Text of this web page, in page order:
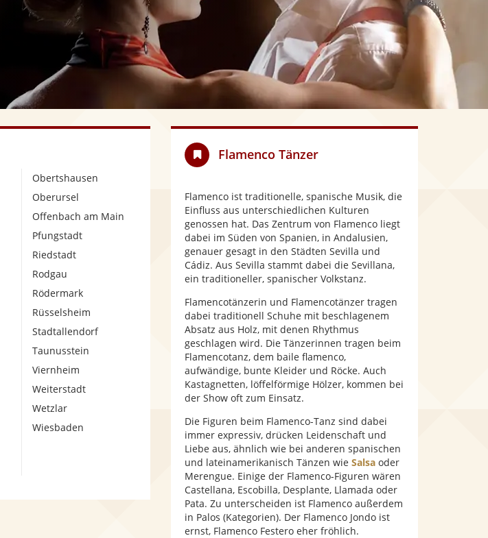
Obertshausen
Oberursel
Offenbach am Main
Pfungstadt
Riedstadt
Rodgau
Rödermark
Rüsselsheim
Stadtallendorf
Taunusstein
Viernheim
Weiterstadt
Wetzlar
Wiesbaden
Flamenco Tänzer
Flamenco ist traditionelle, spanische Musik, die
Einfluss aus unterschiedlichen Kulturen
genossen hat. Das Zentrum von Flamenco liegt
dabei im Süden von Spanien, in Andalusien,
genauer gesagt in den Städten Sevilla und
Cádiz. Aus Sevilla stammt dabei die Sevillana,
ein traditioneller, spanischer Volkstanz.
Flamencotänzerin und Flamencotänzer tragen
dabei traditionell Schuhe mit beschlagenem
Absatz aus Holz, mit denen Rhythmus
geschlagen wird. Die Tänzerinnen tragen beim
Flamencotanz, dem baile flamenco,
aufwändige, bunte Kleider und Röcke. Auch
Kastagnetten, löffelförmige Hölzer, kommen bei
der Show oft zum Einsatz.
Die Figuren beim Flamenco-Tanz sind dabei
immer expressiv, drücken Leidenschaft und
Liebe aus, ähnlich wie bei anderen spanischen
und lateinamerikanisch Tänzen wie Salsa oder
Merengue. Einige der Flamenco-Figuren wären
Castellana, Escobilla, Desplante, Llamada oder
Pata. Zu unterscheiden ist Flamenco außerdem
in Palos (Kategorien). Der Flamenco Jondo ist
ernst, Flamenco Festero eher fröhlich.